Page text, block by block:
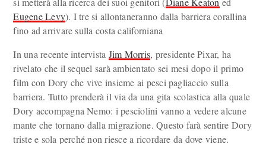
Eugene Levy). I tre si allontaneranno dalla barriera corallina
fino ad arrivare sulla costa californiana
In una recente intervista Jim Morris, presidente Pixar, ha
rivelato che il sequel sarà ambientato sei mesi dopo il primo
film con Dory che vive insieme ai pesci pagliaccio sulla
barriera. Tutto prenderà il via da una gita scolastica alla quale
Dory accompagna Nemo: i pesciolini vanno a vedere alcune
mante che tornano dalla migrazione. Questo farà sentire Dory
triste e sola perché non riesce a ricordare da dove viene.